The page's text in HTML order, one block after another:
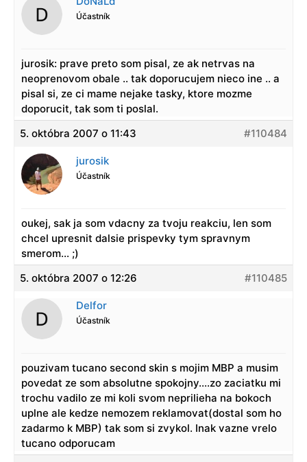
Účastník
jurosik: prave preto som pisal, ze ak netrvas na
neoprenovom obale .. tak doporucujem nieco ine .. a
pisal si, ze ci mame nejake tasky, ktore mozme
doporucit, tak som ti poslal.
5. októbra 2007 o 11:43
#110484
jurosik
Účastník
oukej, sak ja som vdacny za tvoju reakciu, len som
chcel upresnit dalsie prispevky tym spravnym
smerom… ;)
5. októbra 2007 o 12:26
#110485
Delfor
Účastník
pouzivam tucano second skin s mojim MBP a musim
povedat ze som absolutne spokojny….zo zaciatku mi
trochu vadilo ze mi koli svom neprilieha na bokoch
uplne ale kedze nemozem reklamovat(dostal som ho
zadarmo k MBP) tak som si zvykol. Inak vazne vrelo
tucano odporucam